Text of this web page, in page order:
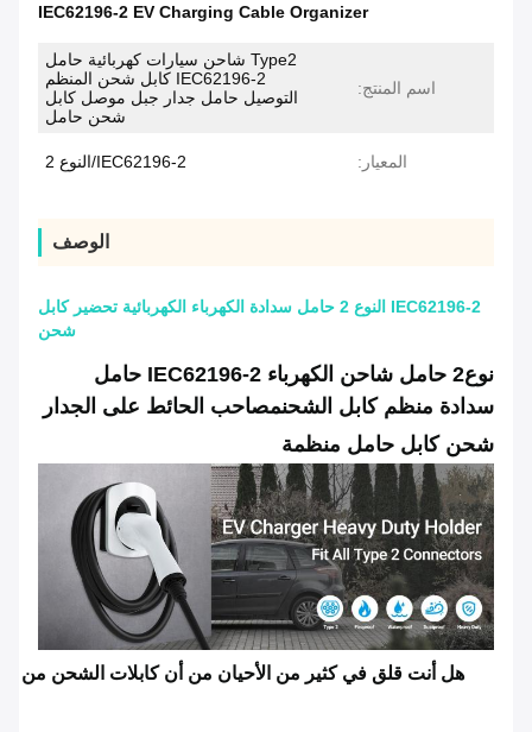
IEC62196-2 EV Charging Cable Organizer
اسم المنتج:
Type2 شاحن سيارات كهربائية حامل
IEC62196-2 كابل شحن المنظم
التوصيل حامل جدار جبل موصل كابل
شحن حامل
المعيار: IEC62196-2/النوع 2
الوصف
IEC62196-2 النوع 2 حامل سدادة الكهرباء الكهربائية تحضير كابل
شحن
نوع2 حامل شاحن الكهرباء IEC62196-2 حامل
سدادة منظم كابل الشحنمصاحب الحائط على الجدار
شحن كابل حامل منظمة